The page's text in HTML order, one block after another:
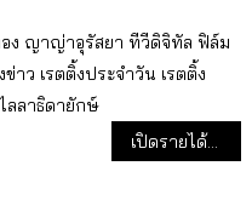
ง ญาญ่าอุรัสยา ทีวีดิจิทัล ฟิล์ม
ข่าว เรตติ้งประจำวัน เรตติ้ง
ไลลาธิดายักษ์
เปิดรายได้ทีวีดิจิทัลทุกช่อง ปี 2561 มีรายได้รวมกันกว่า 2 หมื่นล้านบาท